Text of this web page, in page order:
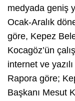
medyada geniş
Ocak-Aralık
göre, Kepez
Kocagöz’ün
internet ve
Rapora göre;
Başkanı Mesut